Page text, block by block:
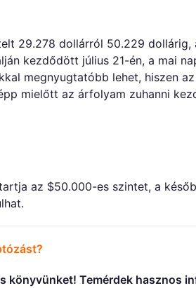
29.278 dollárról 50.229 dollárig,
kezdődött július 21-én, a mai
megnyugtatóbb lehet, hiszen
mielőtt az árfolyam zuhanni
az $50.000-es szintet, a
könyvünket! Temérdek hasznos